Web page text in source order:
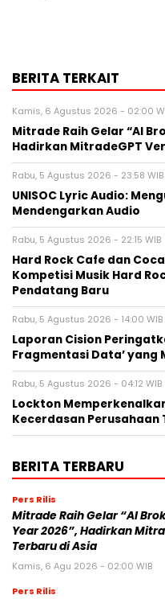
BERITA TERKAIT
Kamis, 6 Agustus 2026 - 02:00
Mitrade Raih Gelar “AI
Hadirkan MitradeGPT
Rabu, 5 Agustus 2026 - 23:58 WIB
UNISOC Lyric Audio:
Mendengarkan Audio
Rabu, 5 Agustus 2026 - 22:15 WIB
Hard Rock Cafe dan
Kompetisi Musik Hard
Pendatang Baru
Rabu, 5 Agustus 2026 - 14:00 WIB
Laporan Cision
Fragmentasi Data’ yang
Rabu, 5 Agustus 2026 - 04:12 WIB
Lockton
Kecerdasan
BERITA TERBARU
Pers Rilis
Mitrade Raih Gelar “AI
Year 2026”, Hadirkan
Terbaru di Asia
Kamis, 6 Agu 2026 - 02:00 WIB
Pers Rilis